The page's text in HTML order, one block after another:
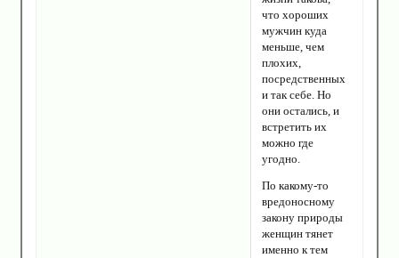
что хороших
мужчин куда
меньше, чем
плохих,
посредственных
и так себе. Но
они остались, и
встретить их
можно где
угодно.
По какому-то
вредоносному
закону природы
женщин тянет
именно к тем